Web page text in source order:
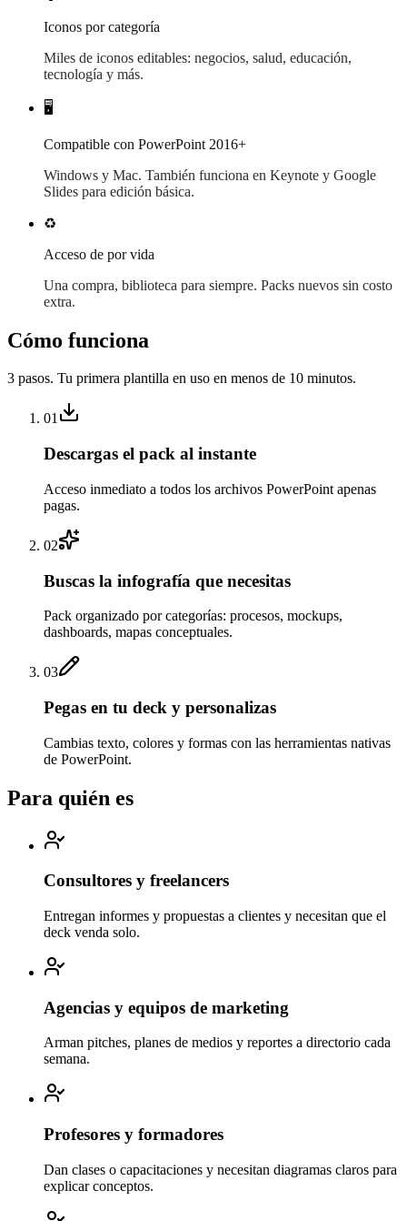
Iconos por categoría
Miles de iconos editables: negocios, salud, educación,
tecnología y más.
🖥️
Compatible con PowerPoint 2016+
Windows y Mac. También funciona en Keynote y Google
Slides para edición básica.
♻️
Acceso de por vida
Una compra, biblioteca para siempre. Packs nuevos sin costo
extra.
Cómo funciona
3 pasos. Tu primera plantilla en uso en menos de 10 minutos.
01
Descargas el pack al instante
Acceso inmediato a todos los archivos PowerPoint apenas
pagas.
02
Buscas la infografía que necesitas
Pack organizado por categorías: procesos, mockups,
dashboards, mapas conceptuales.
03
Pegas en tu deck y personalizas
Cambias texto, colores y formas con las herramientas nativas
de PowerPoint.
Para quién es
Consultores y freelancers
Entregan informes y propuestas a clientes y necesitan que el
deck venda solo.
Agencias y equipos de marketing
Arman pitches, planes de medios y reportes a directorio cada
semana.
Profesores y formadores
Dan clases o capacitaciones y necesitan diagramas claros para
explicar conceptos.